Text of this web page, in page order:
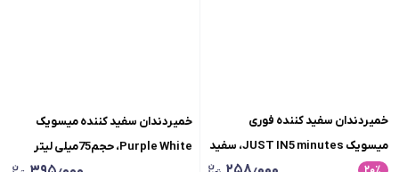
خمیردندان سفید کننده فوری
میسویک JUST IN5 minutes، سفید
خمیردندان سفید کننده میسویک
Purple White، حجم75میلی لیتر